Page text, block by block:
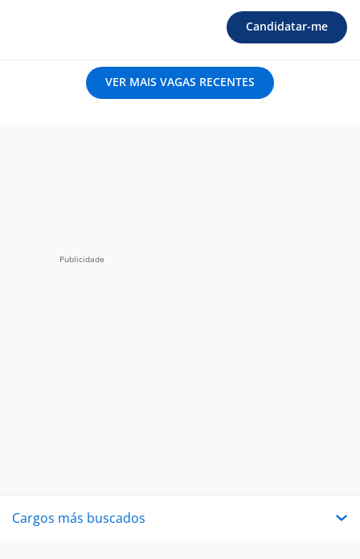
Candidatar-me
VER MAIS VAGAS RECENTES
Cargos más buscados